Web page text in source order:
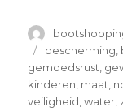
Author
Tags
bescherming
gemoedsrust
kinderen maat
veiligheid ,water